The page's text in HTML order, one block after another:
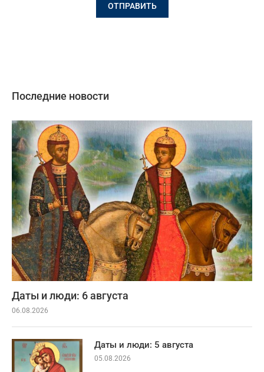
Последние новости
Даты и люди: 6 августа
06.08.2026
Даты и люди: 5 августа
05.08.2026